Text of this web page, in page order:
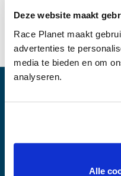
Deze website maakt
Race Planet maakt
advertenties te
media te bieden en om
analyseren.
Alle
+31 (0)20-6111120